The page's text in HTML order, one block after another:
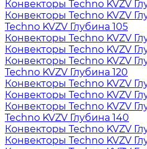
Конвекторы Techno KVZV
Конвекторы Techno KVZV
Techno KVZV Глубина 105
Конвекторы Techno KVZV
Конвекторы Techno KVZV
Конвекторы Techno KVZV
Techno KVZV Глубина 120
Конвекторы Techno KVZV
Конвекторы Techno KVZV
Конвекторы Techno KVZV
Techno KVZV Глубина 140
Конвекторы Techno KVZV
Конвекторы Techno KVZV